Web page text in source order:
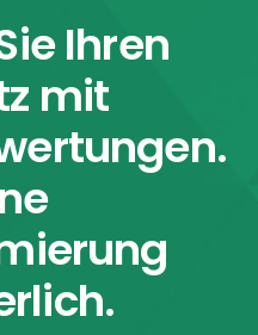
Ihren
mit